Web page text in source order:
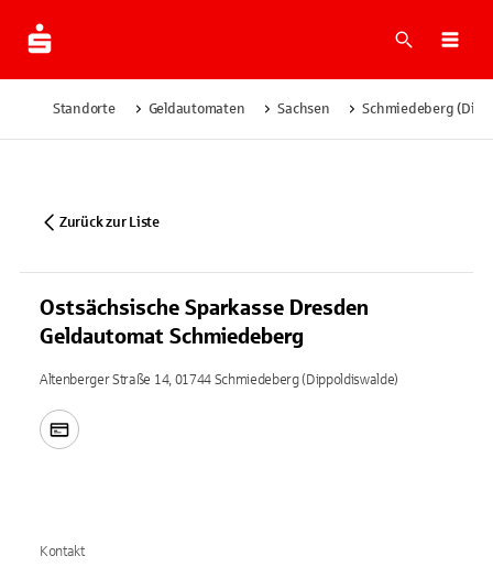
Suche
Standorte Geldautomaten Sachsen Schmiedeberg
Zurück zur Liste
Ostsächsische Sparkasse Dresden
Geldautomat Schmiedeberg
Altenberger Straße 14, 01744 Schmiedeberg (Dippoldiswalde)
Kontakt